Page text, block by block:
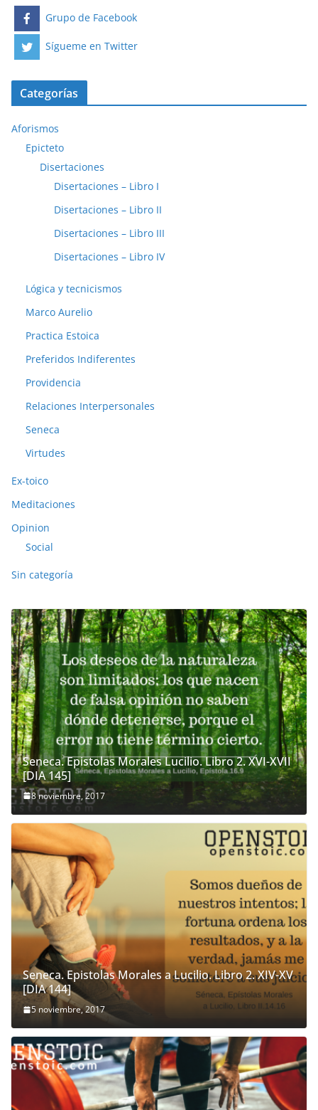
Grupo de Facebook
Sígueme en Twitter
Categorías
Aforismos
Epicteto
Disertaciones
Disertaciones – Libro I
Disertaciones – Libro II
Disertaciones – Libro III
Disertaciones – Libro IV
Lógica y tecnicismos
Marco Aurelio
Practica Estoica
Preferidos Indiferentes
Providencia
Relaciones Interpersonales
Seneca
Virtudes
Ex-toico
Meditaciones
Opinion
Social
Sin categoría
Seneca. Epistolas Morales Lucilio. Libro 2. XVI-XVII
[DIA 145]
8 noviembre, 2017
Seneca. Epistolas Morales a Lucilio. Libro 2. XIV-XV
[DIA 144]
5 noviembre, 2017